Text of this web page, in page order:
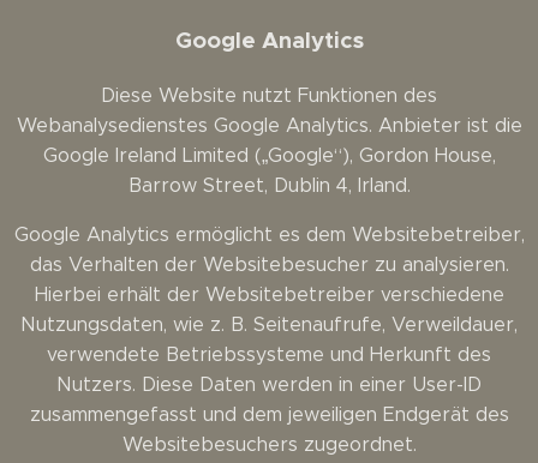
Google Analytics
Diese Website nutzt Funktionen des
Webanalysedienstes Google Analytics. Anbieter ist die
Google Ireland Limited („Google“), Gordon House,
Barrow Street, Dublin 4, Irland.
Google Analytics ermöglicht es dem Websitebetreiber,
das Verhalten der Websitebesucher zu analysieren.
Hierbei erhält der Websitebetreiber verschiedene
Nutzungsdaten, wie z. B. Seitenaufrufe, Verweildauer,
verwendete Betriebssysteme und Herkunft des
Nutzers. Diese Daten werden in einer User-ID
zusammengefasst und dem jeweiligen Endgerät des
Websitebesuchers zugeordnet.